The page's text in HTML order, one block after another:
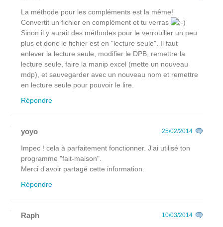
La méthode pour les compléments est la même!
Convertit un fichier en complément et tu verras
Sinon il y aurait des méthodes pour le verrouiller un peu
plus et donc le fichier est en "lecture seule". Il faut
enlever la lecture seule, modifier le DPB, remettre la
lecture seule, faire la manip excel (mette un nouveau
mdp), et sauvegarder avec un nouveau nom et remettre
en lecture seule pour pouvoir le lire.
Répondre
yoyo 25/02/2014
Impec ! cela à parfaitement fonctionner. J'ai utilisé ton
programme "fait-maison".
Merci d'avoir partagé cette information.
Répondre
Raph 10/03/2014